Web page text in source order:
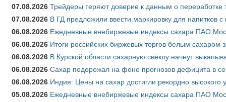
07.08.2026 Трейдеры теряют доверие к данным о переработке
07.08.2026 В ГД предложили ввести маркировку для напитков
06.08.2026 Ежедневные внебиржевые индексы сахара ПАО
06.08.2026 Итоги российских биржевых торгов белым сахаром
06.08.2026 В Курской области сахарную свёклу начнут
06.08.2026 Сахар подорожал на фоне прогнозов дефицита в
06.08.2026 Индия: Цены на сахар достигли рекордно высокого
05.08.2026 Ежедневные внебиржевые индексы сахара ПАО